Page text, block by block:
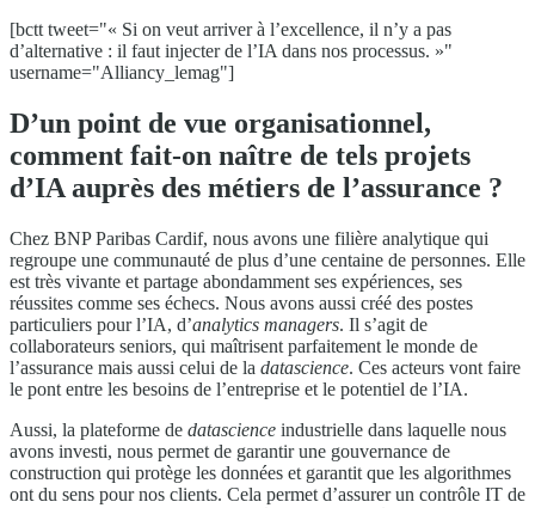
[bctt tweet="« Si on veut arriver à l’excellence, il n’y a pas
d’alternative : il faut injecter de l’IA dans nos processus. »"
username="Alliancy_lemag"]
D’un point de vue organisationnel,
comment fait-on naître de tels projets
d’IA auprès des métiers de l’assurance ?
Chez BNP Paribas Cardif, nous avons une filière analytique qui
regroupe une communauté de plus d’une centaine de personnes. Elle
est très vivante et partage abondamment ses expériences, ses
réussites comme ses échecs. Nous avons aussi créé des postes
particuliers pour l’IA, d’analytics managers. Il s’agit de
collaborateurs seniors, qui maîtrisent parfaitement le monde de
l’assurance mais aussi celui de la datascience. Ces acteurs vont faire
le pont entre les besoins de l’entreprise et le potentiel de l’IA.
Aussi, la plateforme de datascience industrielle dans laquelle nous
avons investi, nous permet de garantir une gouvernance de
construction qui protège les données et garantit que les algorithmes
ont du sens pour nos clients. Cela permet d’assurer un contrôle IT de